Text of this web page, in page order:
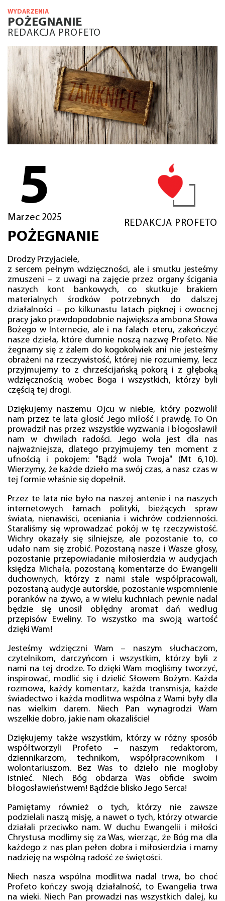
WYDARZENIA
POŻEGNANIE
REDAKCJA PROFETO
5
Marzec 2025
REDAKCJA PROFETO
POŻEGNANIE
Drodzy Przyjaciele,
z sercem pełnym wdzięczności, ale i smutku jesteśmy
zmuszeni – z uwagi na zajęcie przez organy ścigania
naszych kont bankowych, co skutkuje brakiem
materialnych środków potrzebnych do dalszej
działalności – po kilkunastu latach pięknej i owocnej
pracy jako prawdopodobnie największa ambona Słowa
Bożego w Internecie, ale i na falach eteru, zakończyć
nasze dzieła, które dumnie noszą nazwę Profeto. Nie
żegnamy się z żalem do kogokolwiek ani nie jesteśmy
obrażeni na rzeczywistość, której nie rozumiemy, lecz
przyjmujemy to z chrześcijańską pokorą i z głęboką
wdzięcznością wobec Boga i wszystkich, którzy byli
częścią tej drogi.
Dziękujemy naszemu Ojcu w niebie, który pozwolił
nam przez te lata głosić Jego miłość i prawdę. To On
prowadził nas przez wszystkie wyzwania i błogosławił
nam w chwilach radości. Jego wola jest dla nas
najważniejsza, dlatego przyjmujemy ten moment z
ufnością i pokojem: "Bądź wola Twoja" (Mt 6,10).
Wierzymy, że każde dzieło ma swój czas, a nasz czas w
tej formie właśnie się dopełnił.
Przez te lata nie było na naszej antenie i na naszych
internetowych łamach polityki, bieżących spraw
świata, nienawiści, oceniania i wichrów codzienności.
Staraliśmy się wprowadzać pokój w tę rzeczywistość.
Wichry okazały się silniejsze, ale pozostanie to, co
udało nam się zrobić. Pozostaną nasze i Wasze głosy,
pozostanie przepowiadanie miłosierdzia w audycjach
księdza Michała, pozostaną komentarze do Ewangelii
duchownych, którzy z nami stale współpracowali,
pozostaną audycje autorskie, pozostanie wspomnienie
poranków na żywo, a w wielu kuchniach pewnie nadal
będzie się unosił obłędny aromat dań według
przepisów Eweliny. To wszystko ma swoją wartość
dzięki Wam!
Jesteśmy wdzięczni Wam – naszym słuchaczom,
czytelnikom, darczyńcom i wszystkim, którzy byli z
nami na tej drodze. To dzięki Wam mogliśmy tworzyć,
inspirować, modlić się i dzielić Słowem Bożym. Każda
rozmowa, każdy komentarz, każda transmisja, każde
świadectwo i każda modlitwa wspólna z Wami były dla
nas wielkim darem. Niech Pan wynagrodzi Wam
wszelkie dobro, jakie nam okazaliście!
Dziękujemy także wszystkim, którzy w różny sposób
współtworzyli Profeto – naszym redaktorom,
dziennikarzom, technikom, współpracownikom i
wolontariuszom. Bez Was to dzieło nie mogłoby
istnieć. Niech Bóg obdarza Was obficie swoim
błogosławieństwem! Bądźcie blisko Jego Serca!
Pamiętamy również o tych, którzy nie zawsze
podzielali naszą misję, a nawet o tych, którzy otwarcie
działali przeciwko nam. W duchu Ewangelii i miłości
Chrystusa modlimy się za Was, wierząc, że Bóg ma dla
każdego z nas plan pełen dobra i miłosierdzia i mamy
nadzieję na wspólną radość ze świętości.
Niech nasza wspólna modlitwa nadal trwa, bo choć
Profeto kończy swoją działalność, to Ewangelia trwa
na wieki. Niech Pan prowadzi nas wszystkich dalej, ku